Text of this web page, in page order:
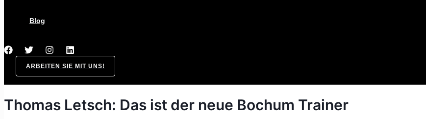
Blog
ARBEITEN SIE MIT UNS!
Thomas Letsch: Das ist der neue Bochum Trainer